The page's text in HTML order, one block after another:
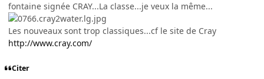
fontaine signée CRAY...La classe...je veux la même...
Les nouveaux sont trop classiques...cf le site de Cray
http://www.cray.com/
Citer